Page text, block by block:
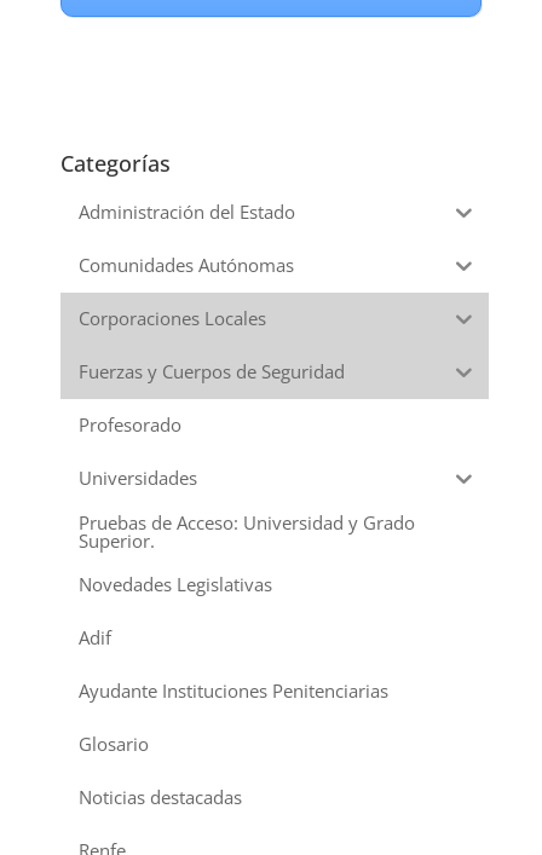
Categorías
Administración del Estado
Comunidades Autónomas
Corporaciones Locales
Fuerzas y Cuerpos de Seguridad
Profesorado
Universidades
Pruebas de Acceso: Universidad y Grado
Superior.
Novedades Legislativas
Adif
Ayudante Instituciones Penitenciarias
Glosario
Noticias destacadas